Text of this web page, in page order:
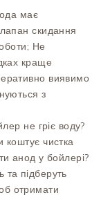
має
скидання
Не
краще
виявимо
з
не гріє воду?
коштує чистка
анод у бойлері?
та підберуть
отримати